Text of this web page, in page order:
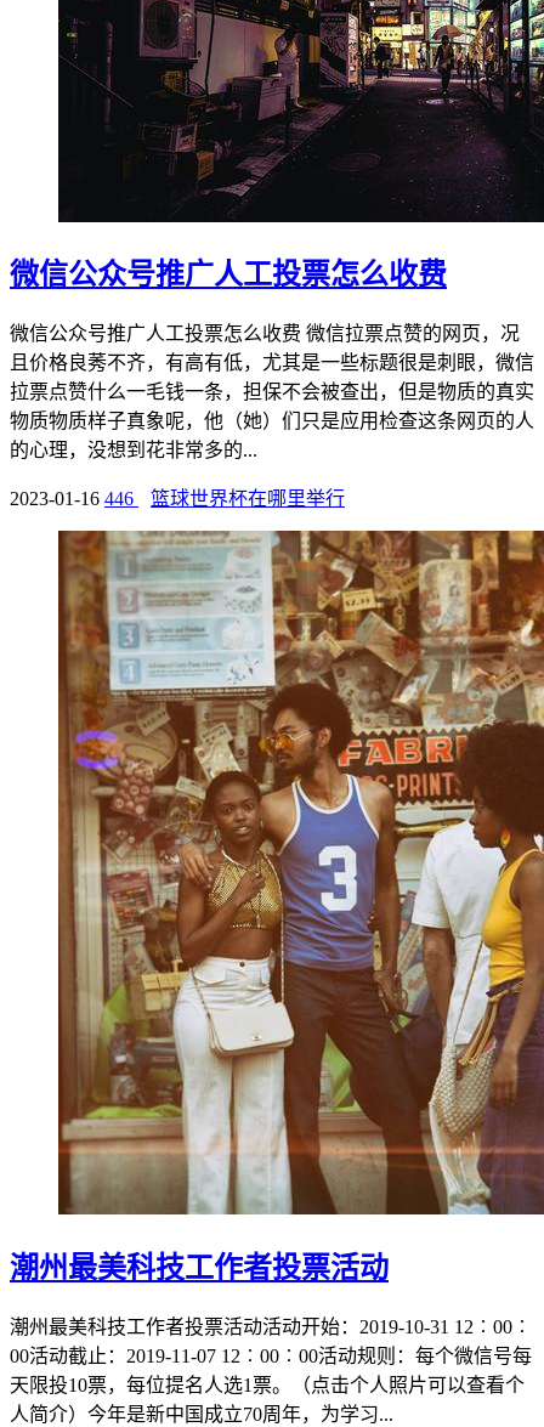
微信公众号推广人工投票怎么收费
微信公众号推广人工投票怎么收费 微信拉票点赞的网页，况
且价格良莠不齐，有高有低，尤其是一些标题很是刺眼，微信
拉票点赞什么一毛钱一条，担保不会被查出，但是物质的真实
物质物质样子真象呢，他（她）们只是应用检查这条网页的人
的心理，没想到花非常多的...
2023-01-16 446 篮球世界杯在哪里举行
潮州最美科技工作者投票活动
潮州最美科技工作者投票活动活动开始：2019-10-31 12︰00︰
00活动截止：2019-11-07 12︰00︰00活动规则：每个微信号每
天限投10票，每位提名人选1票。（点击个人照片可以查看个
人简介）今年是新中国成立70周年，为学习...